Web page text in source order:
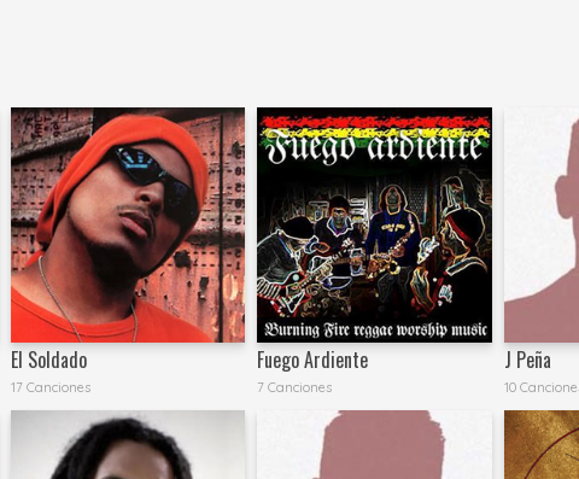
El Soldado
17 Canciones
Fuego Ardiente
7 Canciones
J Peña
10